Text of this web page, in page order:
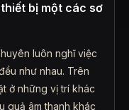
bị một các sơ
luôn nghĩ việc
như nhau. Trên
ở những vị trí khác
quả âm thanh khác